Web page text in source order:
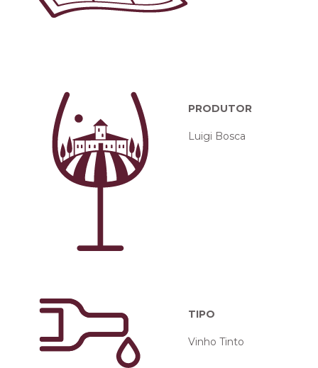
PRODUTOR
Luigi Bosca
TIPO
Vinho Tinto